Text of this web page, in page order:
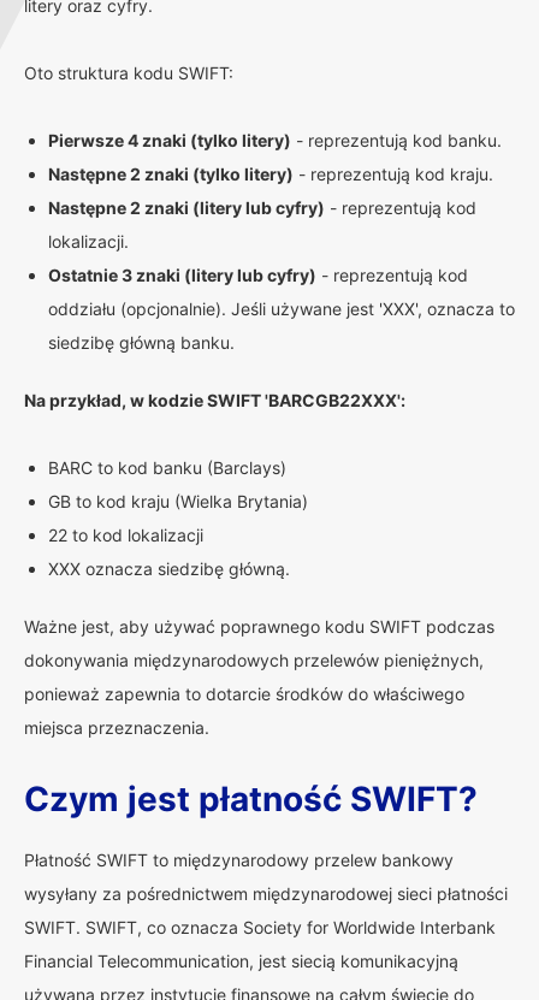
litery oraz cyfry.
Oto struktura kodu SWIFT:
Pierwsze 4 znaki (tylko litery) - reprezentują kod banku.
Następne 2 znaki (tylko litery) - reprezentują kod kraju.
Następne 2 znaki (litery lub cyfry) - reprezentują kod
lokalizacji.
Ostatnie 3 znaki (litery lub cyfry) - reprezentują kod
oddziału (opcjonalnie). Jeśli używane jest 'XXX', oznacza to
siedzibę główną banku.
Na przykład, w kodzie SWIFT 'BARCGB22XXX':
BARC to kod banku (Barclays)
GB to kod kraju (Wielka Brytania)
22 to kod lokalizacji
XXX oznacza siedzibę główną.
Ważne jest, aby używać poprawnego kodu SWIFT podczas
dokonywania międzynarodowych przelewów pieniężnych,
ponieważ zapewnia to dotarcie środków do właściwego
miejsca przeznaczenia.
Czym jest płatność SWIFT?
Płatność SWIFT to międzynarodowy przelew bankowy
wysyłany za pośrednictwem międzynarodowej sieci płatności
SWIFT. SWIFT, co oznacza Society for Worldwide Interbank
Financial Telecommunication, jest siecią komunikacyjną
używaną przez instytucje finansowe na całym świecie do